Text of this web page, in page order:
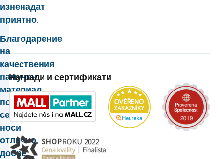
изненадат
приятно.
Благодарение
на
качествения
памучен
материал,
полото
се
носи
отлично,
добре
Награди и сертификати